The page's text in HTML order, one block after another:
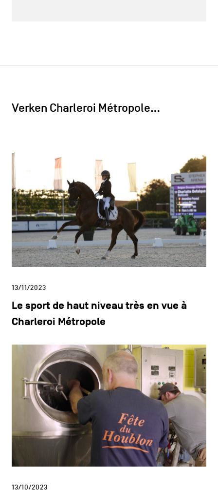
Verken Charleroi Métropole…
13/11/2023
Le sport de haut niveau très en vue à
Charleroi Métropole
13/10/2023